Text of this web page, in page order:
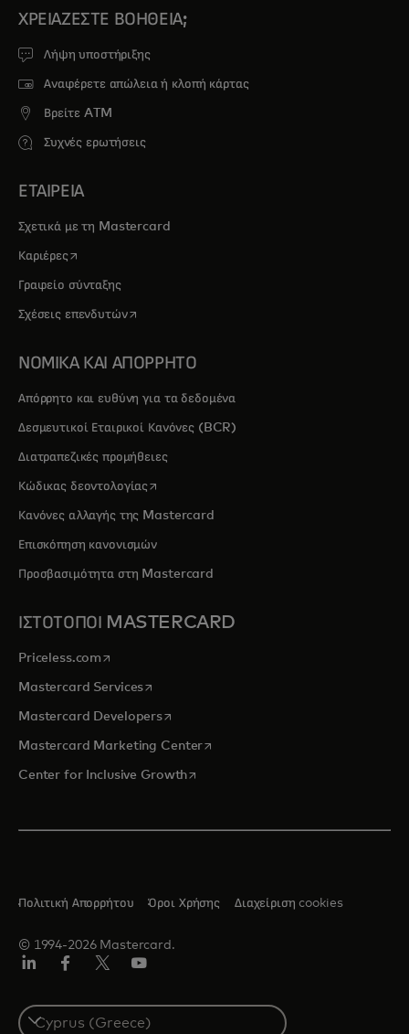
ΧΡΕΙΆΖΕΣΤΕ ΒΟΉΘΕΙΑ;
Λήψη υποστήριξης
Αναφέρετε απώλεια ή κλοπή κάρτας
Βρείτε ATM
Συχνές ερωτήσεις
ΕΤΑΙΡΕΙΑ
Σχετικά με τη Mastercard
Καριέρεςopens in a new tab
Γραφείο σύνταξης
Σχέσεις επενδυτώνopens in a new tab
ΝΟΜΙΚΑ ΚΑΙ ΑΠΟΡΡΗΤΟ
Απόρρητο και ευθύνη για τα δεδομένα
Δεσμευτικοί Εταιρικοί Κανόνες (BCR)
Διατραπεζικές προμήθειες
Κώδικας δεοντολογίαςopens in a new tab
Κανόνες αλλαγής της Mastercard
Επισκόπηση κανονισμών
Προσβασιμότητα στη Mastercard
ΙΣΤΟΤΟΠΟΙ MASTERCARD
Priceless.com opens in a new tab
Mastercard Servicesopens in a new tab
Mastercard Developersopens in a new tab
Mastercard Marketing Centeropens in a new tab
Center for Inclusive Growthopens in a new tab
© 1994-2026 Mastercard.
Πολιτική Απορρήτου Όροι Χρήσης Διαχείριση cookies
Select
a